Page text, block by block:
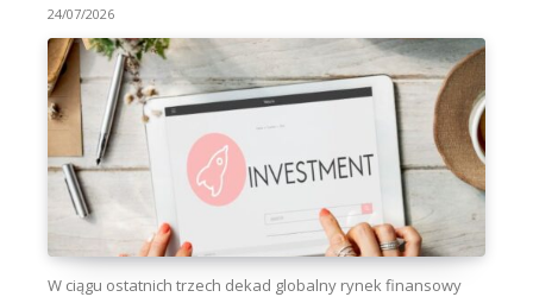
24/07/2026
W ciągu ostatnich trzech dekad globalny rynek finansowy